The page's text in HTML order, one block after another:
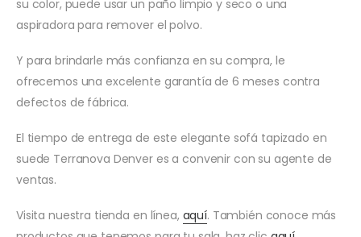
su color, puede usar un paño limpio y seco o una
aspiradora para remover el polvo.
Y para brindarle más confianza en su compra, le
ofrecemos una excelente garantía de 6 meses contra
defectos de fábrica.
El tiempo de entrega de este elegante sofá tapizado en
suede Terranova Denver es a convenir con su agente de
ventas.
Visita nuestra tienda en línea, aquí. También conoce más